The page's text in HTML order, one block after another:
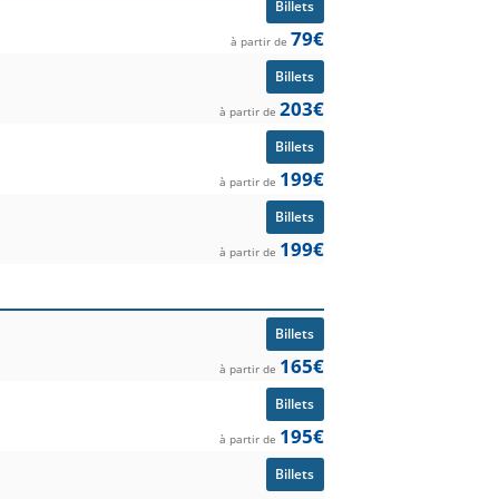
dés aujourd'hui pour toutes les
Billets
à partir de 79€
Billets
à partir de 203€
Billets
à partir de 199€
Billets
à partir de 199€
Billets
à partir de 165€
Billets
à partir de 195€
Billets